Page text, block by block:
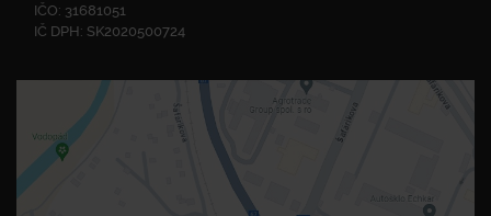
IČO: 31681051
IČ DPH: SK2020500724